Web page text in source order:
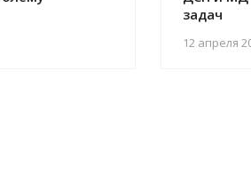
12 апреля
задач